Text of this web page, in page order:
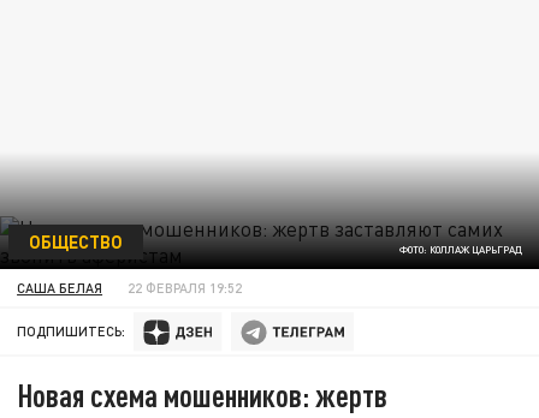
ФОТО: КОЛЛАЖ ЦАРЬГРАД
ОБЩЕСТВО
САША БЕЛАЯ 22 ФЕВРАЛЯ 19:52
ПОДПИШИТЕСЬ:
Новая схема мошенников: жертв